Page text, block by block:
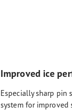
Improved ice
Especially sharp pin
system for improved